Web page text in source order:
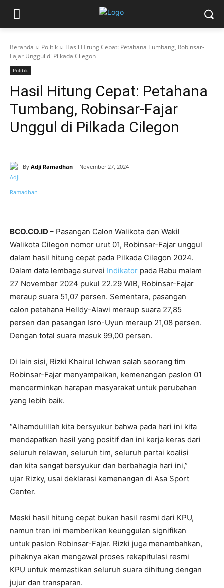
Beranda Politik
Hasil Hitung Cepat: Petahana Tumbang, Robinsar-
Fajar Unggul di Pilkada Cilegon
Politik
Hasil Hitung Cepat: Petahana
Tumbang, Robinsar-Fajar
Unggul di Pilkada Cilegon
By Adji Ramadhan November 27, 2024
BCO.CO.ID – Pasangan Calon Walikota dan Wakil
Walikota Cilegon nomor urut 01, Robinsar-Fajar unggul
dalam hasil hitung cepat pada Pilkada Cilegon 2024.
Dalam data lembaga survei Indikator pada Rabu malam
27 November 2024 pukul 22.29 WIB, Robinsar-Fajar
meraup suara 51,07 persen. Sementara, pasangan
calon petahana Helldy-Alawi meraup suara 27,85
persen dan pasangan Isro-Uyun meraup 21,08 persen.
Dengan total suara masuk 99,00 persen.
Di lain sisi, Rizki Khairul Ichwan salah seorang tim
Robinsar-Fajar menyampaikan, kemenangan paslon 01
mencerminkan harapan masyarakat untuk perubahan
yang lebih baik.
“Alhamdulillah kita bersyukur bahwa pada hari ini kita
mendapatkan hasil yang positif dan ini kerja keras dari
seluruh relawan, seluruh tim, seluruh partai koalisi
dan kita sangat bersyukur dan berbahagia hari ini,”
ujar Rizky, usai deklarasi kemenangan di Asa Sport
Center.
Meski hasil hitung cepat bukan hasil resmi dari KPU,
namun tren ini memberikan keunggulan signifikan
untuk paslon Robinsar-Fajar. Rizki juga menambahkan,
pihaknya akan mengawal proses rekapitulasi resmi
KPU untuk memastikan seluruh suara dihitung dengan
jujur dan transparan.